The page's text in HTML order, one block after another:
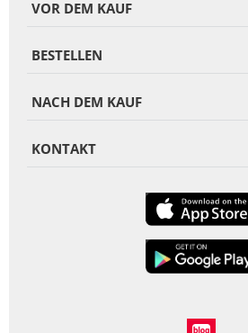
VOR DEM KAUF
BESTELLEN
NACH DEM KAUF
KONTAKT